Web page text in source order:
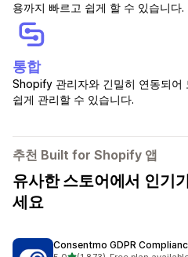
용까지 빠르고 쉽게 할 수 있습니다.
통합
Shopify 관리자와 긴밀히 연동되어
쉽게 관리할 수 있습니다.
추천 Built for Shopify 앱
유사한 스토어에서 인기
세요
Consentmo GDPR